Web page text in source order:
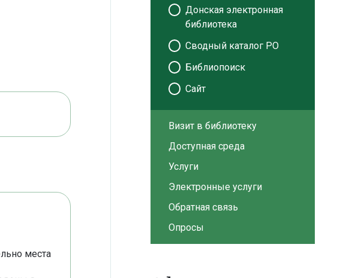
места
Донская электронная
библиотека
Сводный каталог РО
Библиопоиск
Сайт
Визит в библиотеку
Доступная среда
Услуги
Электронные услуги
Обратная связь
Опросы